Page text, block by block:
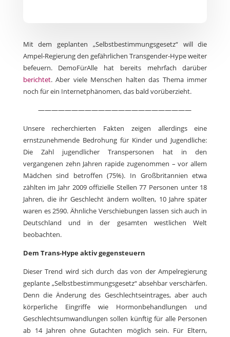
Mit dem geplanten „Selbstbestimmungsgesetz“ will die
Ampel-Regierung den gefährlichen Transgender-Hype weiter
befeuern. DemoFürAlle hat bereits mehrfach darüber
berichtet. Aber viele Menschen halten das Thema immer
noch für ein Internetphänomen, das bald vorüberzieht.
———————————————————————
Unsere recherchierten Fakten zeigen allerdings eine
ernstzunehmende Bedrohung für Kinder und Jugendliche:
Die Zahl jugendlicher Transpersonen hat in den
vergangenen zehn Jahren rapide zugenommen – vor allem
Mädchen sind betroffen (75%). In Großbritannien etwa
zählten im Jahr 2009 offizielle Stellen 77 Personen unter 18
Jahren, die ihr Geschlecht ändern wollten, 10 Jahre später
waren es 2590. Ähnliche Verschiebungen lassen sich auch in
Deutschland und in der gesamten westlichen Welt
beobachten.
Dem Trans-Hype aktiv gegensteuern
Dieser Trend wird sich durch das von der Ampelregierung
geplante „Selbstbestimmungsgesetz“ absehbar verschärfen.
Denn die Änderung des Geschlechtseintrages, aber auch
körperliche Eingriffe wie Hormonbehandlungen und
Geschlechtsumwandlungen sollen künftig für alle Personen
ab 14 Jahren ohne Gutachten möglich sein. Für Eltern,